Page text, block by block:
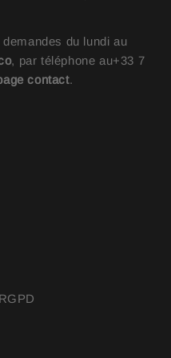
du lundi au
, par téléphone au+33 7
contact.